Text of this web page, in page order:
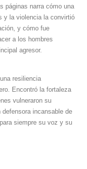
páginas narra cómo una
y la violencia la convirtió
y cómo fue
a los hombres
agresor.
resiliencia
Encontró la fortaleza
vulneraron su
incansable de
siempre su voz y su